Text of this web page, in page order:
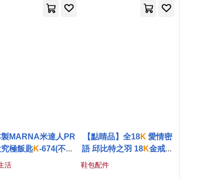
製MARNA米達人PR
究極飯匙K-674(不沾
樹脂;長22cm&超
活
【點睛品】全18K 愛情密
語 邱比特之羽 18K金戒指
(男戒) 港圍21
鞋包配件